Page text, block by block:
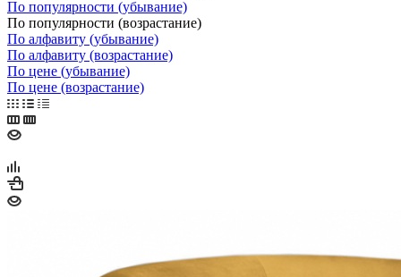
По популярности (убывание)
По популярности (возрастание)
По алфавиту (убывание)
По алфавиту (возрастание)
По цене (убывание)
По цене (возрастание)